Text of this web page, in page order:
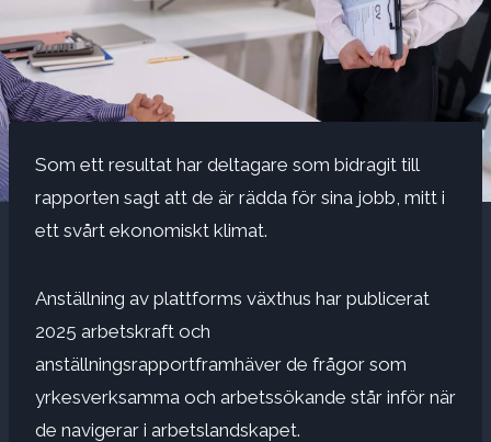
Som ett resultat har deltagare som bidragit till
rapporten sagt att de är rädda för sina jobb, mitt i
ett svårt ekonomiskt klimat.
Anställning av plattforms växthus har publicerat
2025 arbetskraft och
anställningsrapportframhäver de frågor som
yrkesverksamma och arbetssökande står inför när
de navigerar i arbetslandskapet.